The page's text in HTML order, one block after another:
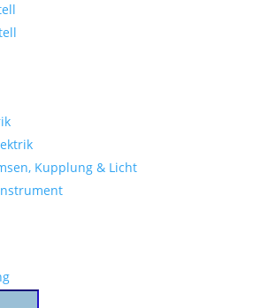
Kupplung & Licht